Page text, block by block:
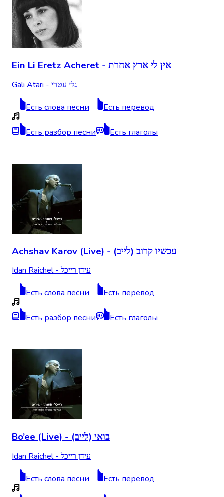
Ein Li Eretz Acheret - אין לי ארץ אחרת
Gali Atari - גלי עטרי
Есть слова песни Есть перевод
Есть разбор песни Есть глаголы
Achshav Karov (Live) - (עכשיו קרוב (לייב
Idan Raichel - עידן רייכל
Есть слова песни Есть перевод
Есть разбор песни Есть глаголы
Bo’ee (Live) - (בואי (לייב
Idan Raichel - עידן רייכל
Есть слова песни Есть перевод